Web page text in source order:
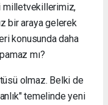
milletvekillerimiz,
bir araya gelerek
konusunda daha
mı?
olmaz. Belki de
temelinde yeni